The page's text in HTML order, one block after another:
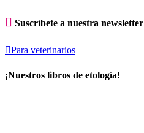
 Suscríbete a nuestra newsletter
Para veterinarios
¡Nuestros libros de etología!